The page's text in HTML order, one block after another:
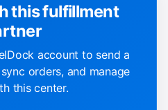
this fulfillment
account to send a
orders, and manage
this center.